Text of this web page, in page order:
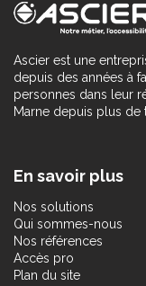
Ascier est une
depuis des années à
personnes dans leur
Marne depuis plus de
En savoir plus
Nos solutions
Qui sommes-nous
Nos références
Accès pro
Plan du site